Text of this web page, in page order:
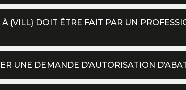
À {VILL} DOIT ÊTRE FAIT PAR UN
UNE DEMANDE D’AUTORISATION